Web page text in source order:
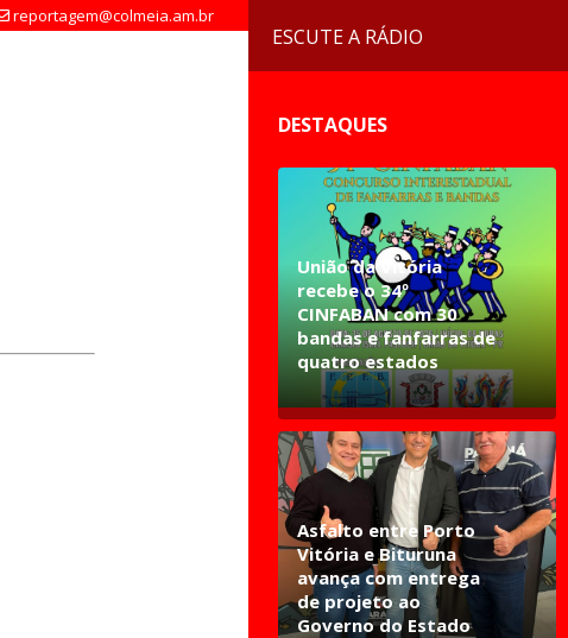
reportagem@colmeia.am.br
ESCUTE A RÁDIO
DESTAQUES
União da Vitória
recebe o 34º
CINFABAN com 30
bandas e fanfarras de
quatro estados
Asfalto entre Porto
Vitória e Bituruna
avança com entrega
de projeto ao
Governo do Estado